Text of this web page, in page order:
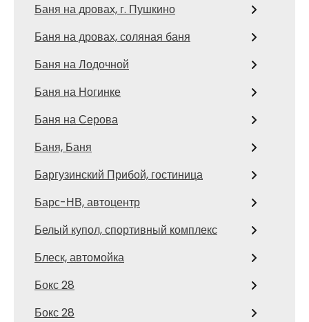
Баня на дровах, г. Пушкино
Баня на дровах, соляная баня
Баня на Лодочной
Баня на Ногинке
Баня на Серова
Баня, Баня
Баргузинский Прибой, гостиница
Барс-НВ, автоцентр
Белый купол, спортивный комплекс
Блеск, автомойка
Бокс 28
Бокс 28